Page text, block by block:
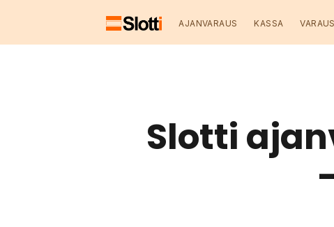
AJANVARAUS KASSA
Slotti